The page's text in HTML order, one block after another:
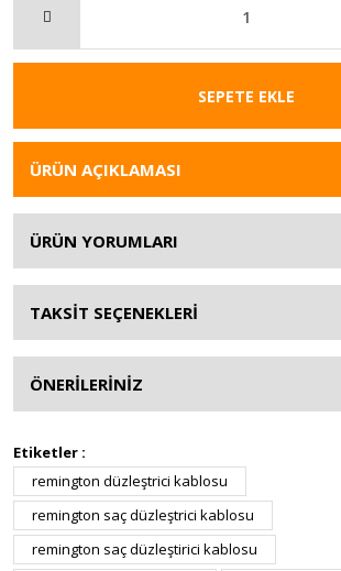
SEPETE EKLE
ÜRÜN AÇIKLAMASI
ÜRÜN YORUMLARI
TAKSİT SEÇENEKLERİ
ÖNERİLERİNİZ
Etiketler :
remington düzleştrici kablosu
remington saç düzleştrici kablosu
remington saç düzleştirici kablosu